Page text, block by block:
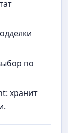
по
хранит